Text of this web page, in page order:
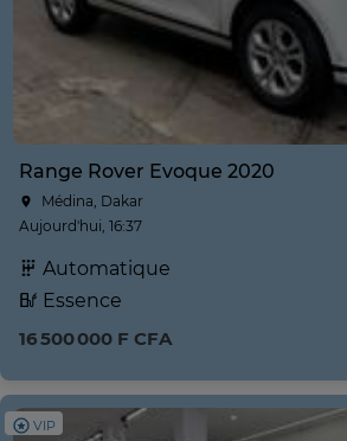
Range Rover Evoque 2020
Médina, Dakar
Aujourd'hui, 16:37
Automatique
Essence
16 500 000 F CFA
VIP